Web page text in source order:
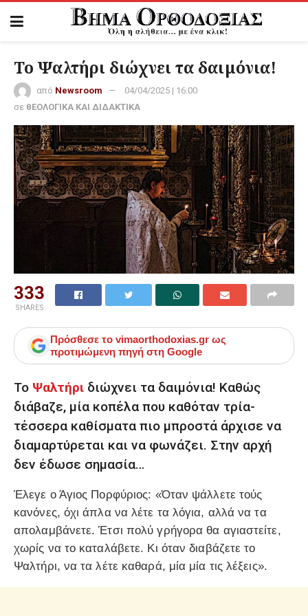
Το Ψαλτήρι διώχνει τα δαιμόνια!
από Newsroom
04/04/2025 | 16:00
σε θΕΟΛΟΓΙΚΑ ΚΑΙ ΔΙΔΑΚΤΙΚΑ
333
SHARES
Πρόσθεσε το vimaorthodoxias.gr ως
προτιμώμενη πηγή στη Google
Το Ψαλτήρι διώχνει τα δαιμόνια! Καθώς
διάβαζε, μία κοπέλα που καθόταν τρία-
τέσσερα καθίσματα πιο μπροστά άρχισε να
διαμαρτύρεται και να φωνάζει. Στην αρχή
δεν έδωσε σημασία…
Έλεγε ο Άγιος Πορφύριος: «Όταν ψάλλετε τούς
κανόνες, όχι άπλα να λέτε τα λόγια, αλλά να τα
απολαμβάνετε. Έτσι πολύ γρήγορα θα αγιαστείτε,
χωρίς να το καταλάβετε. Κι όταν διαβάζετε το
Ψαλτήρι, να τα λέτε καθαρά, μία μία τις λέξεις».